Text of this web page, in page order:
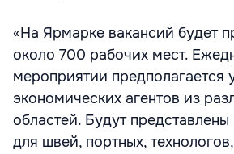
«На Ярмарке вакансий будет
около 700 рабочих мест.
мероприятии предполагается
экономических агентов из
областей. Будут
для швей, портных,